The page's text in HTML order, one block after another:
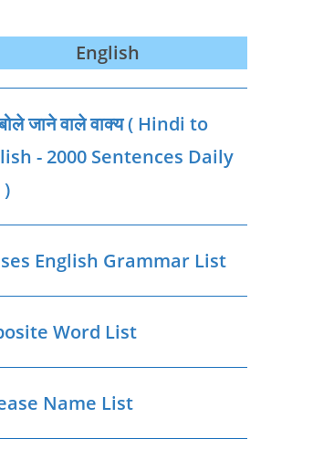
English
जाने वाले वाक्‍य ( Hindi to
- 2000 Sentences Daily
English Grammar List
Word List
Name List